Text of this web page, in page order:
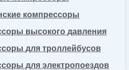
компрессоры
высокого давления
для троллейбусов
для электропоездов